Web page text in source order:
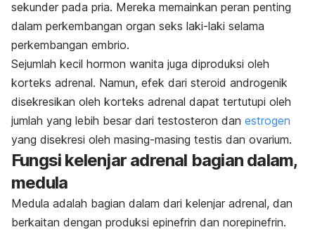
sekunder pada pria. Mereka memainkan peran penting
dalam perkembangan organ seks laki-laki selama
perkembangan embrio.
Sejumlah kecil hormon wanita juga diproduksi oleh
korteks adrenal. Namun, efek dari steroid androgenik
disekresikan oleh korteks adrenal dapat tertutupi oleh
jumlah yang lebih besar dari testosteron dan estrogen
yang disekresi oleh masing-masing testis dan ovarium.
Fungsi kelenjar adrenal bagian dalam,
medula
Medula adalah bagian dalam dari kelenjar adrenal, dan
berkaitan dengan produksi epinefrin dan norepinefrin.